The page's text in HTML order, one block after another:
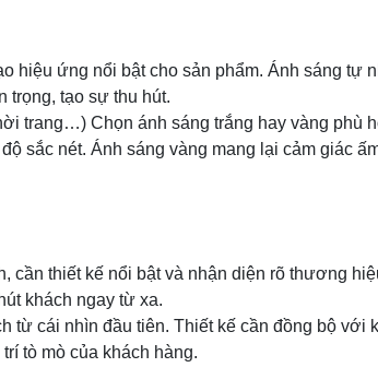
hiệu ứng nổi bật cho sản phẩm. Ánh sáng tự
trọng, tạo sự thu hút.
trang…) Chọn ánh sáng trắng hay vàng
sắc nét. Ánh sáng vàng mang lại cảm giác
cần thiết kế nổi bật và nhận diện rõ thương
khách ngay từ xa.
từ cái nhìn đầu tiên. Thiết kế cần đồng bộ với
tò mò của khách hàng.